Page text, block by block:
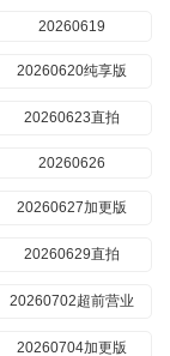
20260619
20260620纯享版
20260623直拍
20260626
20260627加更版
20260629直拍
20260702超前营业
20260704加更版